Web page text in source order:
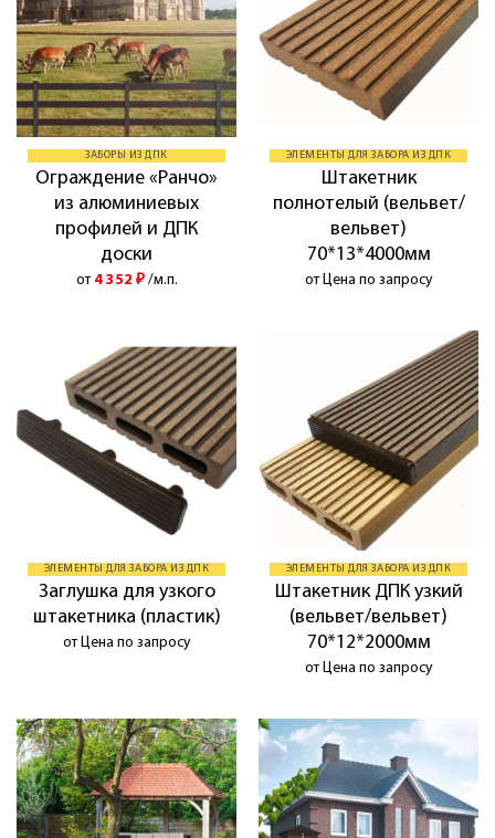
ЗАБОРЫ ИЗ ДПК
Ограждение «Ранчо»
из алюминиевых
профилей и ДПК
доски
от 4 352 ₽ /м.п.
ЭЛЕМЕНТЫ ДЛЯ ЗАБОРА ИЗ ДПК
Штакетник
полнотелый (вельвет/
вельвет)
70*13*4000мм
от Цена по запросу
ЭЛЕМЕНТЫ ДЛЯ ЗАБОРА ИЗ ДПК
Заглушка для узкого
штакетника (пластик)
от Цена по запросу
ЭЛЕМЕНТЫ ДЛЯ ЗАБОРА ИЗ ДПК
Штакетник ДПК узкий
(вельвет/вельвет)
70*12*2000мм
от Цена по запросу